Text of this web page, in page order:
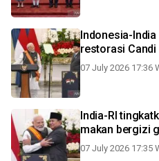
Indonesia-
restorasi Candi
07 July 2026 17:36
India-RI
makan bergizi
07 July 2026 17:35